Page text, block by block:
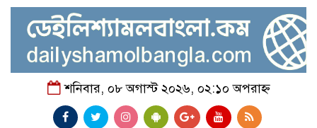
শনিবার, ০৮ অগাস্ট ২০২৬, ০২:১০ অপরাহ্ন